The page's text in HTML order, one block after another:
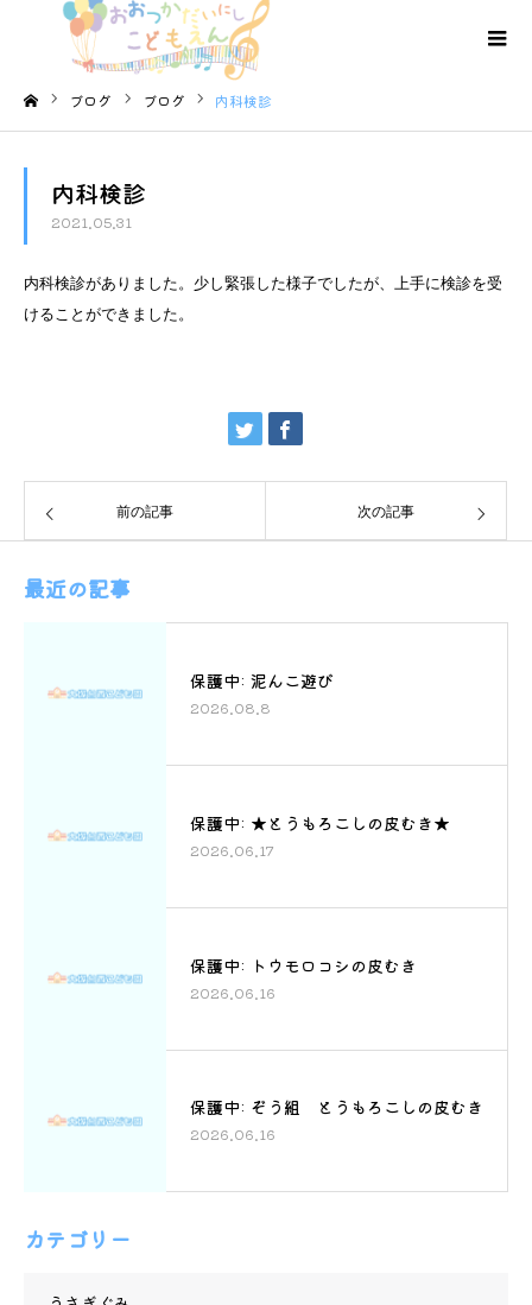
ブログ ブログ 内科検診
内科検診
2021.05.31
内科検診がありました。少し緊張した様子でしたが、上手に検診を受
けることができました。
前の記事 次の記事
最近の記事
保護中: 泥んこ遊び
2026.08.8
保護中: ★とうもろこしの皮むき★
2026.06.17
保護中: トウモロコシの皮むき
2026.06.16
保護中: ぞう組 とうもろこしの皮むき
2026.06.16
カテゴリー